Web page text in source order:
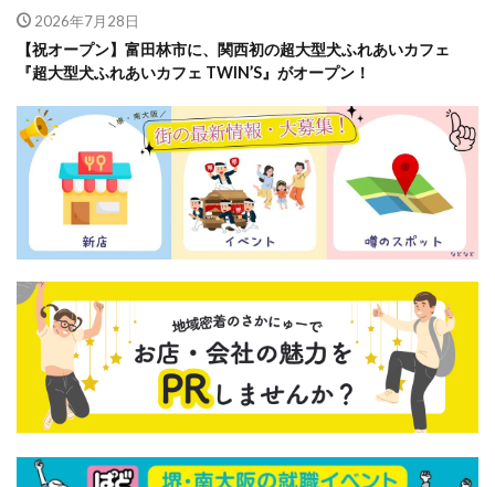
2026年7月28日
【祝オープン】富田林市に、関西初の超大型犬ふれあいカフェ
『超大型犬ふれあいカフェ TWIN’S』がオープン！